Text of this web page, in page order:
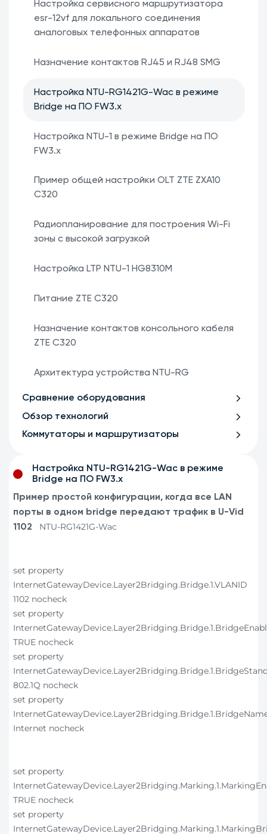
Настройка сервисного маршрутизатора
esr-12vf для локального соединения
аналоговых телефонных аппаратов
Назначение контактов RJ45 и RJ48 SMG
Настройка NTU-RG1421G-Wac в режиме
Bridge на ПО FW3.x
Настройка NTU-1 в режиме Bridge на ПО
FW3.x
Пример общей настройки OLT ZTE ZXA10
C320
Радиопланирование для построения Wi-Fi
зоны с высокой загрузкой
Настройка LTP NTU-1 HG8310M
Питание ZTE C320
Назначение контактов консольного кабеля
ZTE C320
Архитектура устройства NTU-RG
Сравнение оборудования
Обзор технологий
Коммутаторы и маршрутизаторы
Настройка NTU-RG1421G-Wac в режиме
Bridge на ПО FW3.x
Пример простой конфигурации, когда все LAN
порты в одном bridge передают трафик в U-Vid
1102
NTU-RG1421G-Wac
set property
InternetGatewayDevice.Layer2Bridging.Bridge.1.VLANID
1102 nocheck
set property
TRUE nocheck
set property
802.1Q nocheck
set property
Internet nocheck
set property
TRUE nocheck
set property